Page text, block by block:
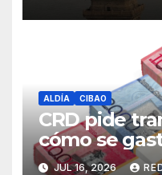
ALDÍA CIBAO
CRD pide
cómo se
Seguro
JUL 16, 2026